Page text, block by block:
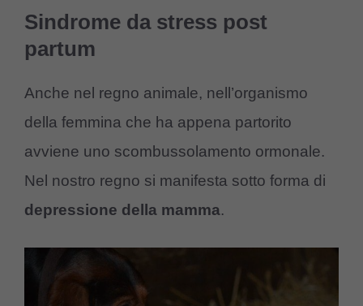
Sindrome da stress post
partum
Anche nel regno animale, nell’organismo
della femmina che ha appena partorito
avviene uno scombussolamento ormonale.
Nel nostro regno si manifesta sotto forma di
depressione della mamma.